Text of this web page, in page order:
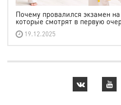
Почему провалился экзамен
которые смотрят в первую
19.12.2025